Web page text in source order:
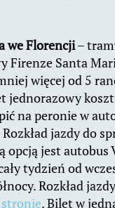
we Florencji–
Firenze Santa
więcej od 5
jednorazowy
na peronie w
jazdy do
opcją jest autobus
tydzień od
Rozkład
. Bilet w